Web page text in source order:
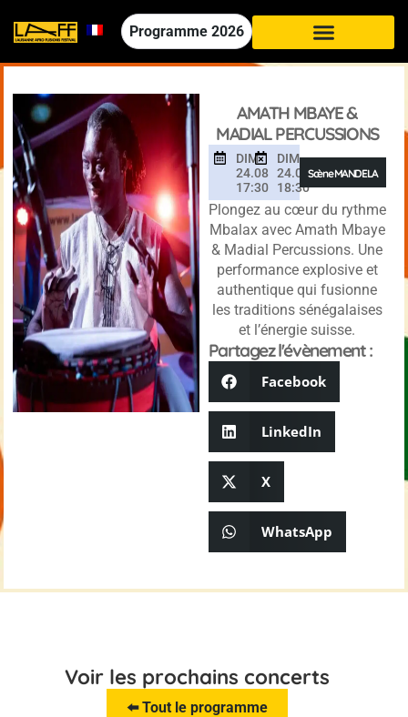
Programme 2026
AMATH MBAYE &
MADIAL PERCUSSIONS
DIM
24.08
17:30
DIM
24.08
18:30
Scène MANDELA
Plongez au cœur du rythme
Mbalax avec Amath Mbaye
& Madial Percussions. Une
performance explosive et
authentique qui fusionne
les traditions sénégalaises
et l’énergie suisse.
Partagez l'évènement :
Facebook
LinkedIn
X
WhatsApp
Voir les prochains concerts
⬅️ Tout le programme